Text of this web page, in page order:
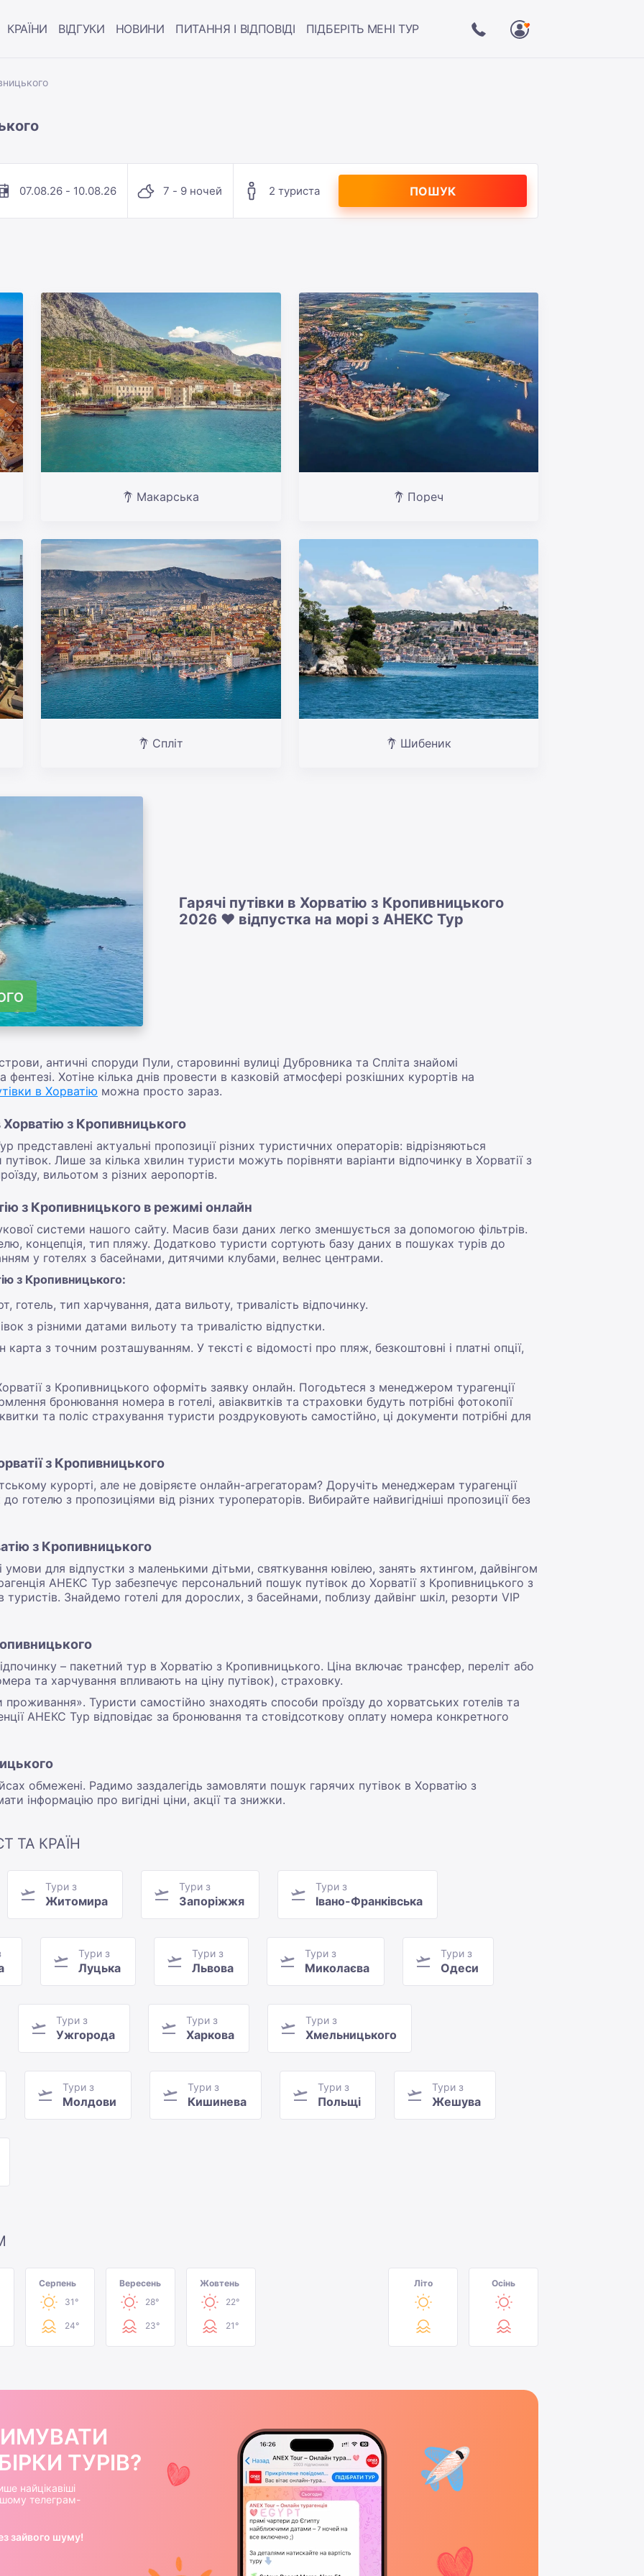
КРАЇНИ ВІДГУКИ НОВИНИ ПИТАННЯ І ВІДПОВІДІ ПІДБЕРІТЬ МЕНІ ТУР
07.08.26 - 10.08.26 7 - 9 ночей 2 туриста ПОШУК
Макарська Пореч
Спліт Шибеник
Гарячі путівки в Хорватію з Кропивницького
2026 ❤️ відпустка на морі з АНЕКС Тур
античні споруди Пули, старовинні вулиці Дубровника та Спліта знайомі
Хотіне кілька днів провести в казковій атмосфері розкішних курортів на
в Хорватію можна просто зараз.
Хорватію з Кропивницького
представлені актуальні пропозиції різних туристичних операторів: відрізняються
Лише за кілька хвилин туристи можуть порівняти варіанти відпочинку в Хорватії з
вильотом з різних аеропортів.
з Кропивницького в режимі онлайн
системи нашого сайту. Масив бази даних легко зменшується за допомогою фільтрів.
концепція, тип пляжу. Додатково туристи сортують базу даних в пошуках турів до
у готелях з басейнами, дитячими клубами, велнес центрами.
з Кропивницького:
готель, тип харчування, дата вильоту, тривалість відпочинку.
з різними датами вильоту та тривалістю відпустки.
з точним розташуванням. У тексті є відомості про пляж, безкоштовні і платні опції,
з Кропивницького оформіть заявку онлайн. Погодьтеся з менеджером турагенції
бронювання номера в готелі, авіаквитків та страховки будуть потрібні фотокопії
та поліс страхування туристи роздруковують самостійно, ці документи потрібні для
з Кропивницького
курорті, але не довіряєте онлайн-агрегаторам? Доручіть менеджерам турагенції
готелю з пропозиціями від різних туроператорів. Вибирайте найвигідніші пропозиції без
з Кропивницького
для відпустки з маленькими дітьми, святкування ювілею, занять яхтингом, дайвінгом
АНЕКС Тур забезпечує персональний пошук путівок до Хорватії з Кропивницького з
туристів. Знайдемо готелі для дорослих, з басейнами, поблизу дайвінг шкіл, резорти VIP
– пакетний тур в Хорватію з Кропивницького. Ціна включає трансфер, переліт або
та харчування впливають на ціну путівок), страховку.
Туристи самостійно знаходять способи проїзду до хорватських готелів та
АНЕКС Тур відповідає за бронювання та стовідсоткову оплату номера конкретного
обмежені. Радимо заздалегідь замовляти пошук гарячих путівок в Хорватію з
інформацію про вигідні ціни, акції та знижки.
ТА КРАЇН
Тури з
Житомира
Тури з
Запоріжжя
Тури з
Івано-Франківська
Тури з
Луцька
Тури з
Львова
Тури з
Миколаєва
Тури з
Одеси
Тури з
Ужгорода
Тури з
Харкова
Тури з
Хмельницького
Тури з
Молдови
Тури з
Кишинева
Тури з
Польщі
Тури з
Жешува
Серпень
31°
24°
Вересень
28°
23°
Жовтень
22°
21°
Літо Осінь
ТУРІВ?
найцікавіші
телеграм-
зайвого шуму!